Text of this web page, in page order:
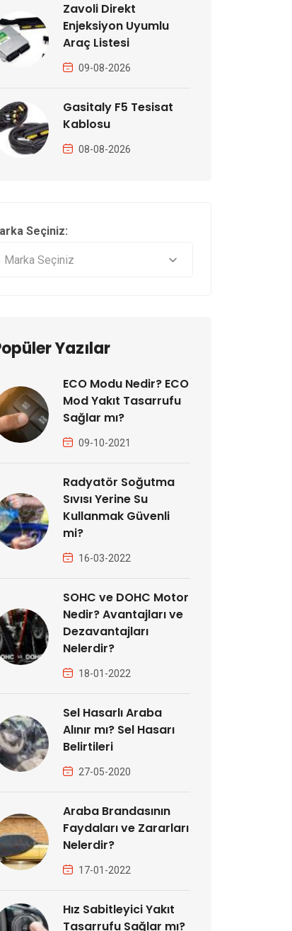
Zavoli Direkt
Enjeksiyon Uyumlu
Araç Listesi
09-08-2026
Gasitaly F5 Tesisat
Kablosu
08-08-2026
Seçiniz:
Yazılar
ECO Modu Nedir? ECO
Mod Yakıt Tasarrufu
Sağlar mı?
09-10-2021
Radyatör Soğutma
Sıvısı Yerine Su
Kullanmak Güvenli
mi?
16-03-2022
SOHC ve DOHC Motor
Nedir? Avantajları ve
Dezavantajları
Nelerdir?
18-01-2022
Sel Hasarlı Araba
Alınır mı? Sel Hasarı
Belirtileri
27-05-2020
Araba Brandasının
Faydaları ve Zararları
Nelerdir?
17-01-2022
Hız Sabitleyici Yakıt
Tasarrufu Sağlar mı?